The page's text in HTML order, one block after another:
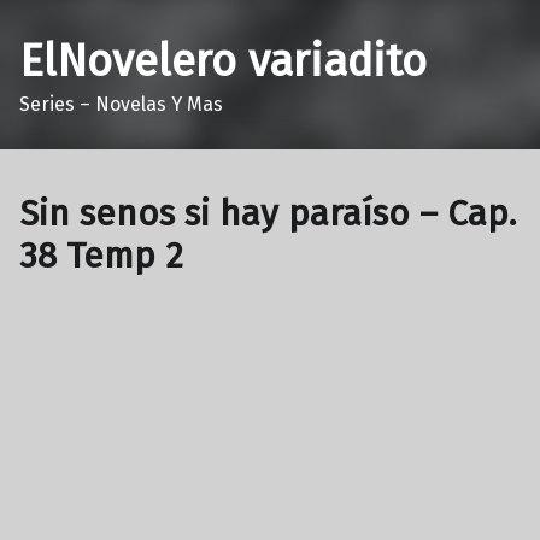
ElNovelero variadito
Series – Novelas Y Mas
Sin senos si hay paraíso – Cap.
38 Temp 2